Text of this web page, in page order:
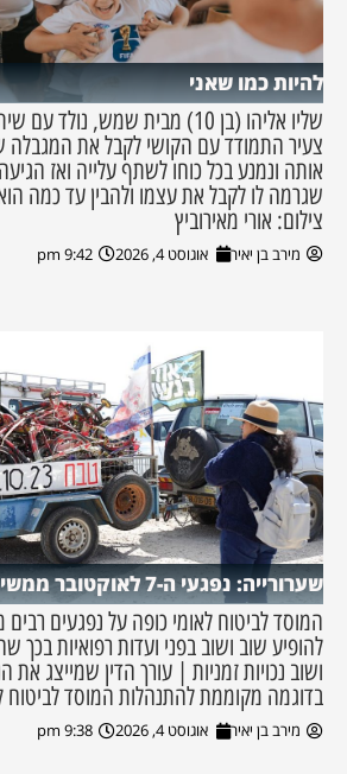
להיות כמו שאני
שליו אליהו (בן 10) מבית שמש,
צעיר התמודד עם הקושי לקבל את המגבלה
אותה ונמנע בכל כוחו לשתף עלייה ואז
שגרמה לו לקבל את עצמו ולהבין עד כמה
צילום: אורי מאירוביץ
מירב בן יאיר אוגוסט 4, 2026 9:42 pm
שערורייה: נפגעי ה-7 לאוקטובר ממשיכים להיפגע
להופיע שוב ושוב בפני ועדות רפואיות בכך
ושוב נכויות זמניות | עורך הדין שמייצג
בדוגמה מקוממת להתנהלות המוסד לביטוח
מירב בן יאיר אוגוסט 4, 2026 9:38 pm